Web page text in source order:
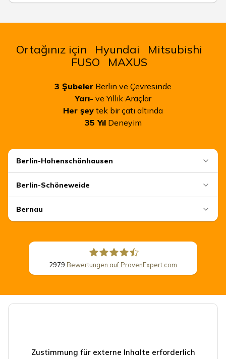
Ortağınız için Hyundai
Mitsubishi
FUSO
MAXUS
3 Şubeler Berlin ve Çevresinde
Yarı- ve Yıllık Araçlar
Her şey tek bir çatı altında
35 Yıl Deneyim
Berlin-Hohenschönhausen
Berlin-Schöneweide
Bernau
2979 Bewertungen auf ProvenExpert.com
Zustimmung für externe Inhalte erforderlich